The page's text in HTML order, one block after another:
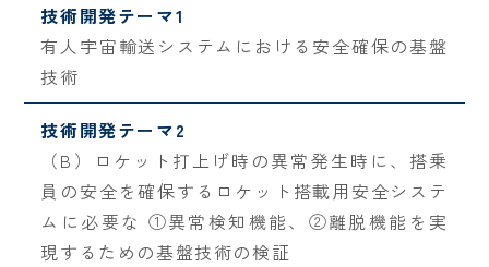
技術開発テーマ1
有人宇宙輸送システムにおける安全確保の基盤
技術
技術開発テーマ2
（B）ロケット打上げ時の異常発生時に、搭乗
員の安全を確保するロケット搭載用安全システ
ムに必要な ①異常検知機能、②離脱機能を実
現するための基盤技術の検証